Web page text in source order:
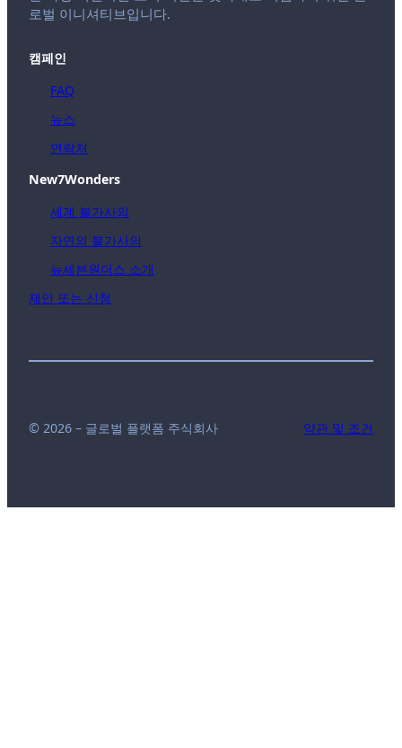
로벌 이니셔티브입니다.
캠페인
FAQ
뉴스
연락처
New7Wonders
세계 불가사의
자연의 불가사의
뉴세븐원더스 소개
제안 또는 신청
© 2026 – 글로벌 플랫폼 주식회사 약관 및 조건